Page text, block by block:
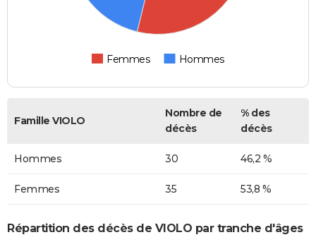
Femmes Hommes
Famille VIOLO
Nombre de
décès
% des
décès
Hommes 30 46,2 %
Femmes 35 53,8 %
Répartition des décès de VIOLO par tranche d'âges